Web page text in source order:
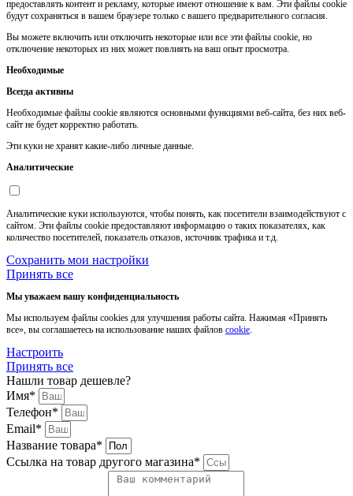
предоставлять контент и рекламу, которые имеют отношение к вам. Эти файлы cookie
будут сохраняться в вашем браузере только с вашего предварительного согласия.
Вы можете включить или отключить некоторые или все эти файлы cookie, но
отключение некоторых из них может повлиять на ваш опыт просмотра.
Необходимые
Всегда активны
Необходимые файлы cookie являются основными функциями веб-сайта, без них веб-
сайт не будет корректно работать.
Эти куки не хранят какие-либо личные данные.
Аналитические
Аналитические куки используются, чтобы понять, как посетители взаимодействуют с
сайтом. Эти файлы cookie предоставляют информацию о таких показателях, как
количество посетителей, показатель отказов, источник трафика и т.д.
Сохранить мои настройки
Принять все
Мы уважаем вашу конфиденциальность
Мы используем файлы cookies для улучшения работы сайта. Нажимая «Принять
все», вы соглашаетесь на использование наших файлов cookie.
Настроить
Принять все
Нашли товар дешевле?
Имя*
Телефон*
Email*
Название товара*
Ссылка на товар другого магазина*